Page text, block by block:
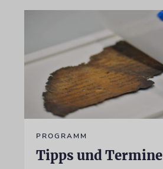
PROGRAMM
Tipps und Termine